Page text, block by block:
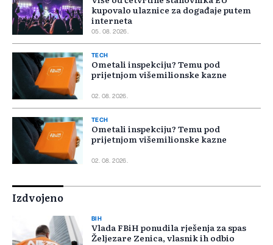
kupovalo ulaznice za događaje putem
interneta
05. 08. 2026.
TECH
Ometali inspekciju? Temu pod
prijetnjom višemilionske kazne
02. 08. 2026.
TECH
Ometali inspekciju? Temu pod
prijetnjom višemilionske kazne
02. 08. 2026.
Izdvojeno
BIH
Vlada FBiH ponudila rješenja za spas
Željezare Zenica, vlasnik ih odbio